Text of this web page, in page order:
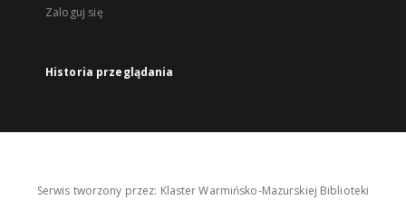
Zaloguj się
Historia przeglądania
Serwis tworzony przez: Klaster Warmińsko-Mazurskiej Biblioteki